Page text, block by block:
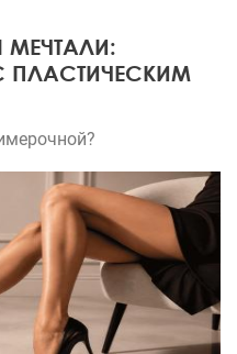
ПЛАСТИЧЕСКИМ